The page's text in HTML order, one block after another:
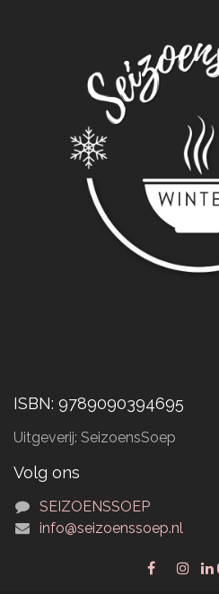
ISBN: 9789090394695
Uitgeverij: SeizoensSoep
Volg ons
SEIZOENSSOEP
info@seizoenssoep.nl